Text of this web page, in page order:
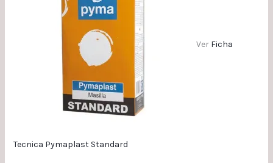
Ver Ficha
Tecnica Pymaplast Standard